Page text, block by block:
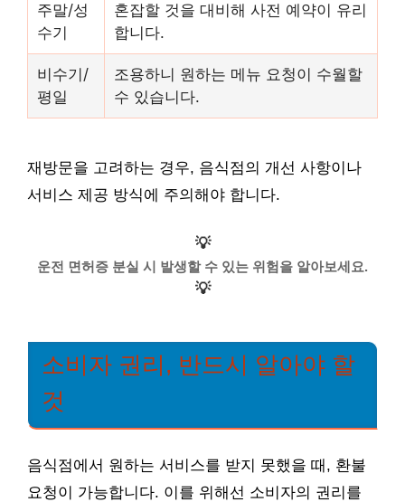
주말/성
수기
혼잡할 것을 대비해 사전 예약이 유리
합니다.
비수기/
평일
조용하니 원하는 메뉴 요청이 수월할
수 있습니다.
재방문을 고려하는 경우, 음식점의 개선 사항이나
서비스 제공 방식에 주의해야 합니다.
💡
운전 면허증 분실 시 발생할 수 있는 위험을 알아보세요.
💡
소비자 권리, 반드시 알아야 할
것
음식점에서 원하는 서비스를 받지 못했을 때, 환불
요청이 가능합니다. 이를 위해선 소비자의 권리를